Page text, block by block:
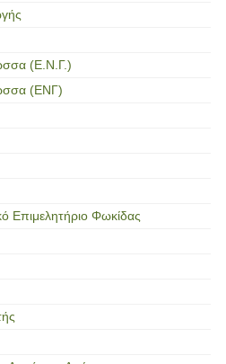
(Ε.Ν.Γ.)
(ΕΝΓ)
Επιμελητήριο Φωκίδας